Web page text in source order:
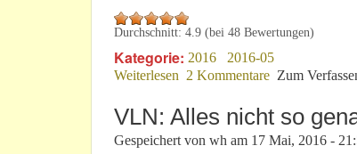
Durchschnitt: 4.9 (bei 48 Bewertungen)
Kategorie: 2016
2016-05
Weiterlesen über F1-GP: „Rennen fahren
2 Kommentare Zum
VLN: Alles nicht so
Gespeichert von wh am 17 Mai, 2016 -